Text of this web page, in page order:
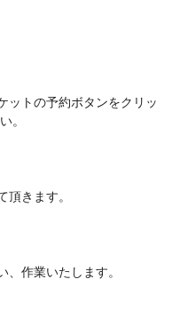
ットの予約ボタンをクリッ
。
きます。
作業いたします。